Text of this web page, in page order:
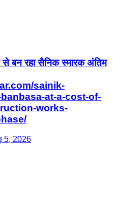
बन रहा सैनिक स्मारक अंतिम
sainik-
at-a-cost-of-
works-
5, 2026